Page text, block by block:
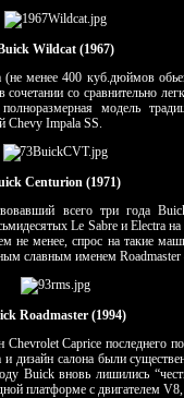
Wildcat (1967)
менее 400 куб.дюймов
со сравнительно
модель
Chevy Impala SS.
Centurion (1971)
всего три года
Le Sabre и Electra
не менее, спрос на такие
славным именем
Roadmaster (1994)
Chevrolet Caprice последнего
дизайн салона были
Buick вновь лишились
платформе с двигателем